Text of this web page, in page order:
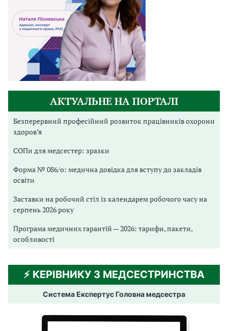
АКТУАЛЬНЕ НА ПОРТАЛІ
Безперервний професійний розвиток працівників охорони
здоров’я
СОПи для медсестер: зразки
Форма № 086/о: медична довідка для вступу до закладів
освіти
Заставки на робочий стіл із календарем робочого часу на
серпень 2026 року
Програма медичних гарантій — 2026: тарифи, пакети,
особливості
⚡️ КЕРІВНИКУ З МЕДСЕСТРИНСТВА
Система Експертус Головна медсестра